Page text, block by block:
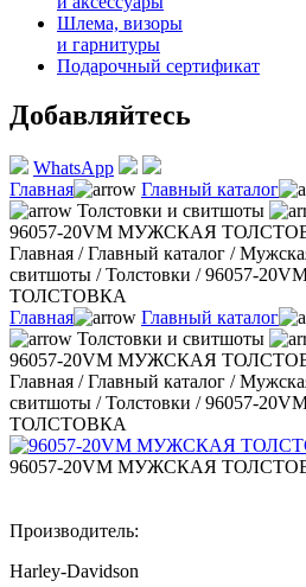
Шлема, визоры
и гарнитуры
Подарочный сертификат
Добавляйтесь
WhatsApp
Главная
Главный каталог
Толстовки и свитшоты
96057-20VM МУЖСКАЯ
Главная /Главный каталог /
свитшоты /Толстовки /96057-
ТОЛСТОВКА
Главная
Главный каталог
Толстовки и свитшоты
96057-20VM МУЖСКАЯ
Главная /Главный каталог /
свитшоты /Толстовки /96057-
ТОЛСТОВКА
96057-20VM МУЖСКАЯ
Производитель:
Harley-Davidson